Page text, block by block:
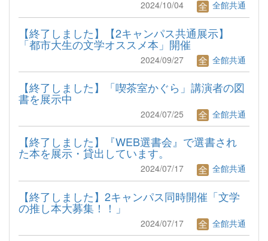
2024/10/04 全館共通
【終了しました】【2キャンパス共通展示】
「都市大生の文学オススメ本」開催
2024/09/27 全館共通
【終了しました】「喫茶室かぐら」講演者の図
書を展示中
2024/07/25 全館共通
【終了しました】『WEB選書会』で選書され
た本を展示・貸出しています。
2024/07/17 全館共通
【終了しました】2キャンパス同時開催「文学
の推し本大募集！！」
2024/07/17 全館共通